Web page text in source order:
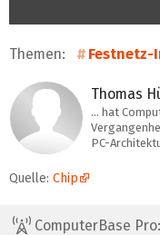
Themen:
Thomas
… hat
PC-
Quelle: Chip
ComputerBase